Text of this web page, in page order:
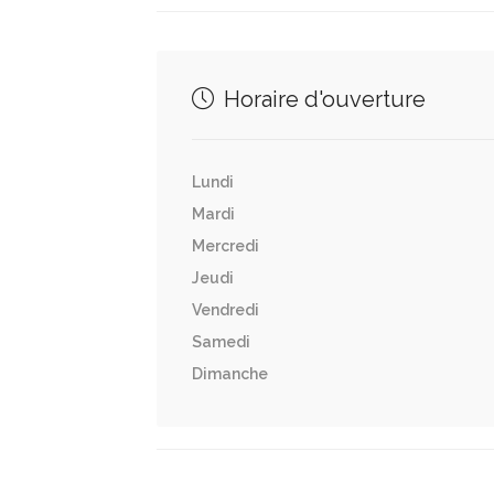
Horaire d'ouverture
Lundi
Mardi
Mercredi
Jeudi
Vendredi
Samedi
Dimanche